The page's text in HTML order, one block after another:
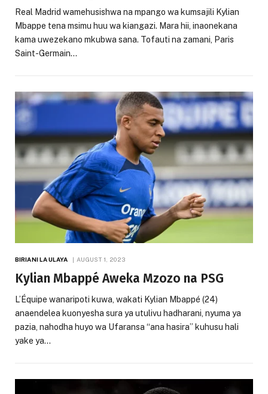
Real Madrid wamehusishwa na mpango wa kumsajili Kylian
Mbappe tena msimu huu wa kiangazi. Mara hii, inaonekana
kama uwezekano mkubwa sana. Tofauti na zamani, Paris
Saint-Germain…
BIRIANI LA ULAYA AUGUST 1, 2023
Kylian Mbappé Aweka Mzozo na PSG
L’Équipe wanaripoti kuwa, wakati Kylian Mbappé (24)
anaendelea kuonyesha sura ya utulivu hadharani, nyuma ya
pazia, nahodha huyo wa Ufaransa “ana hasira” kuhusu hali
yake ya…